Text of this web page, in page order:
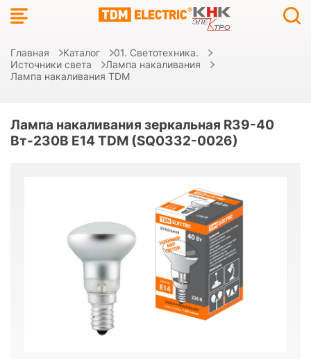
Главная Каталог
01. Светотехника.
Источники света
Лампа накаливания
Лампа накаливания TDM
Лампа накаливания зеркальная R39-40
Вт-230В Е14 TDM (SQ0332-0026)